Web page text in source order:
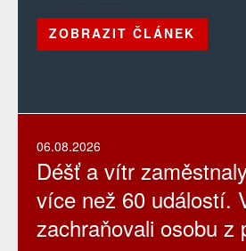
ZOBRAZIT ČLÁNEK
06.08.2026
Déšť a vítr
více než 60 událostí.
zachraňovali osobu z